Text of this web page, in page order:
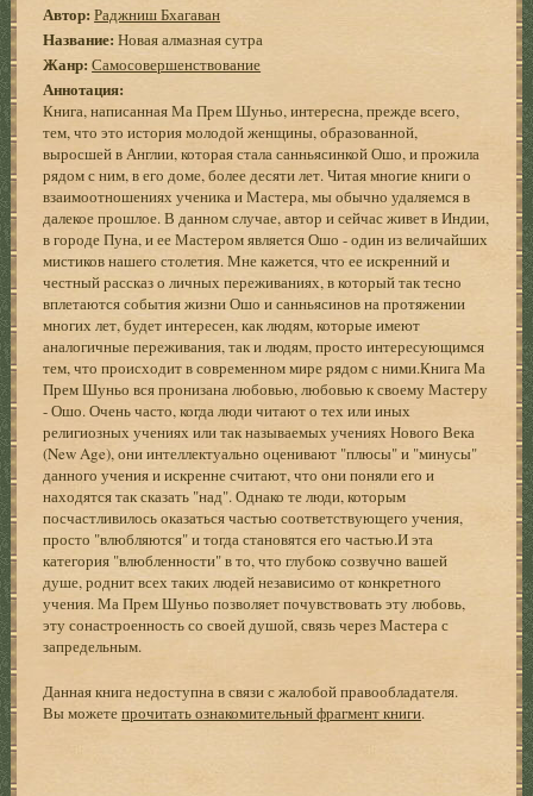
Автор: Раджниш Бхагаван
Название: Новая алмазная сутра
Жанр: Самосовершенствование
Аннотация:
Книга, написанная Ма Прем Шуньо, интересна, прежде всего,
тем, что это история молодой женщины, образованной,
выросшей в Англии, которая стала санньясинкой Ошо, и прожила
рядом с ним, в его доме, более десяти лет. Читая многие книги о
взаимоотношениях ученика и Мастера, мы обычно удаляемся в
далекое прошлое. В данном случае, автор и сейчас живет в Индии,
в городе Пуна, и ее Мастером является Ошо - один из величайших
мистиков нашего столетия. Мне кажется, что ее искренний и
честный рассказ о личных переживаниях, в который так тесно
вплетаются события жизни Ошо и санньясинов на протяжении
многих лет, будет интересен, как людям, которые имеют
аналогичные переживания, так и людям, просто интересующимся
тем, что происходит в современном мире рядом с ними.Книга Ма
Прем Шуньо вся пронизана любовью, любовью к своему Мастеру
- Ошо. Очень часто, когда люди читают о тех или иных
религиозных учениях или так называемых учениях Нового Века
(New Age), они интеллектуально оценивают "плюсы" и "минусы"
данного учения и искренне считают, что они поняли его и
находятся так сказать "над". Однако те люди, которым
посчастливилось оказаться частью соответствующего учения,
просто "влюбляются" и тогда становятся его частью.И эта
категория "влюбленности" в то, что глубоко созвучно вашей
душе, роднит всех таких людей независимо от конкретного
учения. Ма Прем Шуньо позволяет почувствовать эту любовь,
эту сонастроенность со своей душой, связь через Мастера с
запредельным.
Данная книга недоступна в связи с жалобой правообладателя.
Вы можетепрочитать ознакомительный фрагмент книги.